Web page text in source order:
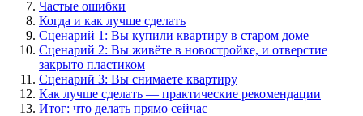
Частые ошибки
Когда и как лучше сделать
Сценарий 1: Вы купили квартиру в старом доме
Сценарий 2: Вы живёте в новостройке, и отверстие
закрыто пластиком
Сценарий 3: Вы снимаете квартиру
Как лучше сделать — практические рекомендации
Итог: что делать прямо сейчас